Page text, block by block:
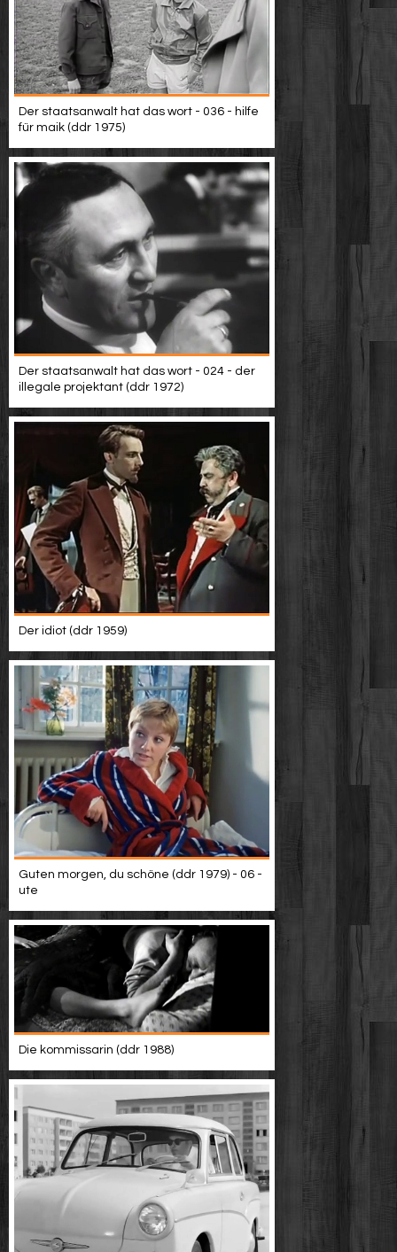
Der staatsanwalt hat das wort - 036 - hilfe
für maik (ddr 1975)
Der staatsanwalt hat das wort - 024 - der
illegale projektant (ddr 1972)
Der idiot (ddr 1959)
Guten morgen, du schöne (ddr 1979) - 06 -
ute
Die kommissarin (ddr 1988)